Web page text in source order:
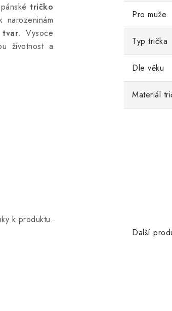
tričko
.Vysoce
životnost a
k produktu.
Pro muže
Typ trička
Dle věku
Materiál
Další